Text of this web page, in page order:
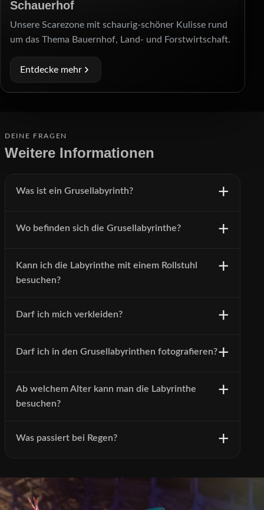
Schauerhof
Unsere Scarezone mit schaurig-schöner Kulisse rund
um das Thema Bauernhof, Land- und Forstwirtschaft.
Entdecke mehr
DEINE FRAGEN
Weitere Informationen
Was ist ein Grusellabyrinth?
Wo befinden sich die Grusellabyrinthe?
Kann ich die Labyrinthe mit einem Rollstuhl
besuchen?
Darf ich mich verkleiden?
Darf ich in den Grusellabyrinthen fotografieren?
Ab welchem Alter kann man die Labyrinthe
besuchen?
Was passiert bei Regen?